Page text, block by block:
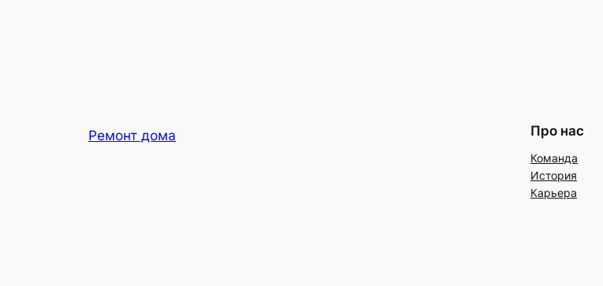
Ремонт дома Про нас
Команда
История
Карьера